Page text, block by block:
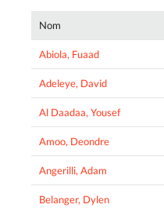
Nom
Abiola, Fuaad
Adeleye, David
Al Daadaa, Yousef
Amoo, Deondre
Angerilli, Adam
Belanger, Dylen